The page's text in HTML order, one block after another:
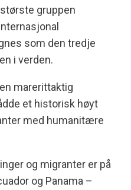
gruppen
som den tredje
i verden.
marerittaktig
et historisk høyt
med humanitære
og migranter er på
og Panama –